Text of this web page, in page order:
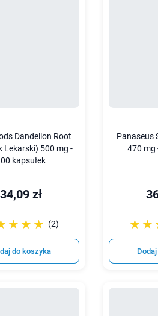
Dandelion Root
Lekarski) 500 mg -
kapsułek
34,09 zł
(2)
do koszyka
Panaseus
470 mg